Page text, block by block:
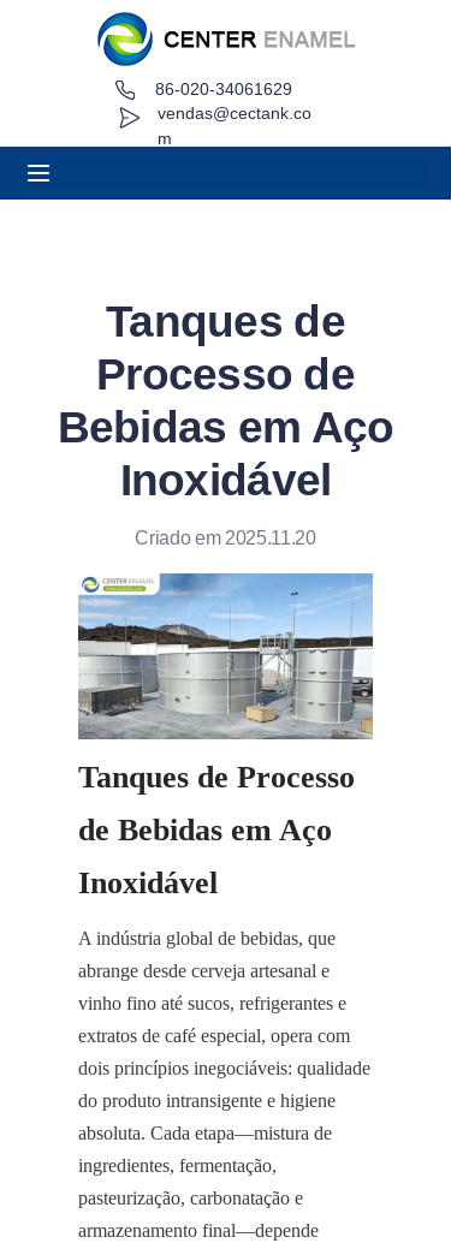
vendas@cectank.co
m
86-020-34061629
Tanques de
Processo de
Bebidas em Aço
Inoxidável
Criado em 2025.11.20
Tanques de Processo
de Bebidas em Aço
Inoxidável
A indústria global de bebidas, que
abrange desde cerveja artesanal e
vinho fino até sucos, refrigerantes e
extratos de café especial, opera com
dois princípios inegociáveis: qualidade
do produto intransigente e higiene
absoluta. Cada etapa—mistura de
ingredientes, fermentação,
pasteurização, carbonatação e
armazenamento final—depende
Sobre
Solicitar orçamento